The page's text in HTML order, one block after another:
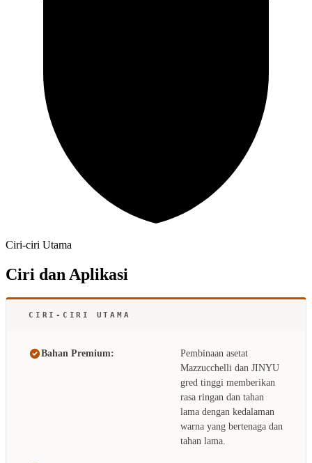
Ciri-ciri Utama
Ciri dan Aplikasi
CIRI-CIRI UTAMA
Bahan Premium:
Pembinaan asetat
Mazzucchelli dan JINYU
gred tinggi memberikan
rasa ringan dan tahan
lama dengan kedalaman
warna yang bertenaga dan
tahan lama.